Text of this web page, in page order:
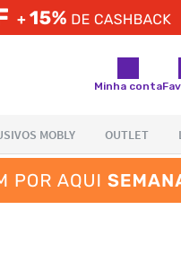
Minha conta